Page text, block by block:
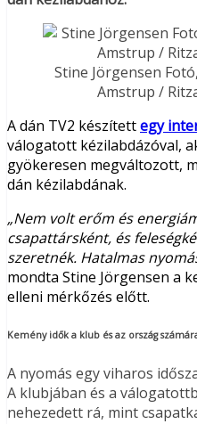
Stine Jörgensen
Amstrup /
A dán TV2 készítettegy
válogatott kézilabdázóval,
gyökeresen megváltozott,
dán kézilabdának.
„Nem volt erőm és
csapattársként, és
szeretnék. Hatalmas
mondta Stine Jörgensen a
elleni mérkőzés előtt.
Kemény idők a klub és az ország
A nyomás egy viharos
A klubjában és a
nehezedett rá, mint